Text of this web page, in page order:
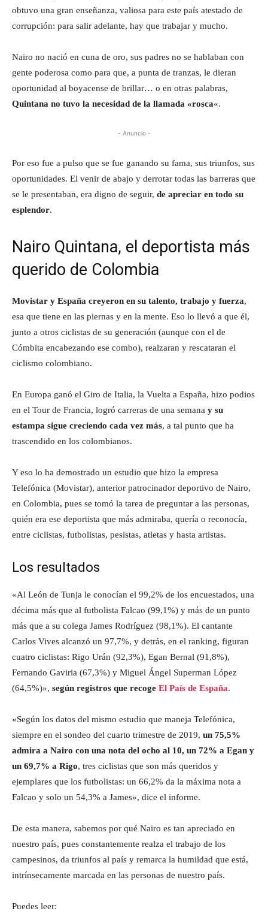
obtuvo una gran enseñanza, valiosa para este país atestado de
corrupción: para salir adelante, hay que trabajar y mucho.
Nairo no nació en cuna de oro, sus padres no se hablaban con
gente poderosa como para que, a punta de tranzas, le dieran
oportunidad al boyacense de brillar… o en otras palabras,
Quintana no tuvo la necesidad de la llamada «rosca«.
- Anuncio -
Por eso fue a pulso que se fue ganando su fama, sus triunfos, sus
oportunidades. El venir de abajo y derrotar todas las barreras que
se le presentaban, era digno de seguir, de apreciar en todo su
esplendor.
Nairo Quintana, el deportista más
querido de Colombia
Movistar y España creyeron en su talento, trabajo y fuerza,
esa que tiene en las piernas y en la mente. Eso lo llevó a que él,
junto a otros ciclistas de su generación (aunque con el de
Cómbita encabezando ese combo), realzaran y rescataran el
ciclismo colombiano.
En Europa ganó el Giro de Italia, la Vuelta a España, hizo podios
en el Tour de Francia, logró carreras de una semana y su
estampa sigue creciendo cada vez más, a tal punto que ha
trascendido en los colombianos.
Y eso lo ha demostrado un estudio que hizo la empresa
Telefónica (Movistar), anterior patrocinador deportivo de Nairo,
en Colombia, pues se tomó la tarea de preguntar a las personas,
quién era ese deportista que más admiraba, quería o reconocía,
entre ciclistas, futbolistas, pesistas, atletas y hasta artistas.
Los resultados
«Al León de Tunja le conocían el 99,2% de los encuestados, una
décima más que al futbolista Falcao (99,1%) y más de un punto
más que a su colega James Rodríguez (98,1%). El cantante
Carlos Vives alcanzó un 97,7%, y detrás, en el ranking, figuran
cuatro ciclistas: Rigo Urán (92,3%), Egan Bernal (91,8%),
Fernando Gaviria (67,3%) y Miguel Ángel Superman López
(64,5%)», según registros que recoge El País de España.
«Según los datos del mismo estudio que maneja Telefónica,
siempre en el sondeo del cuarto trimestre de 2019, un 75,5%
admira a Nairo con una nota del ocho al 10, un 72% a Egan y
un 69,7% a Rigo, tres ciclistas que son más queridos y
ejemplares que los futbolistas: un 66,2% da la máxima nota a
Falcao y solo un 54,3% a James», dice el informe.
De esta manera, sabemos por qué Nairo es tan apreciado en
nuestro país, pues constantemente realza el trabajo de los
campesinos, da triunfos al país y remarca la humildad que está,
intrínsecamente marcada en las personas de nuestro país.
Puedes leer: